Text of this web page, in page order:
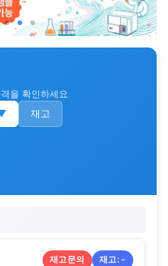
을 확인하세요
재고
재고문의 재고:-